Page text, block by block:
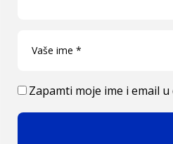
Zapamti moje ime i email